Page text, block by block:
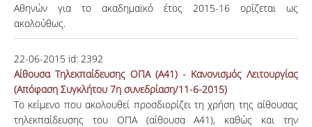
Αθηνών για το ακαδημαϊκό έτος 2015-16 ορίζεται ως
ακολούθως.
22-06-2015 id: 2392
Αίθουσα Τηλεκπαίδευσης ΟΠΑ (Α41) - Κανονισμός Λειτουργίας
(Απόφαση Συγκλήτου 7η συνεδρίαση/11-6-2015)
Το κείμενο που ακολουθεί προσδιορίζει τη χρήση της αίθουσας
τηλεκπαίδευσης του ΟΠΑ (αίθουσα Α41), καθώς και την